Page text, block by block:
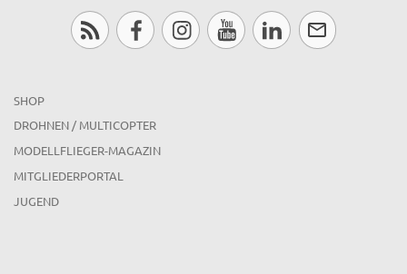
SHOP
DROHNEN / MULTICOPTER
MODELLFLIEGER-MAGAZIN
MITGLIEDERPORTAL
JUGEND